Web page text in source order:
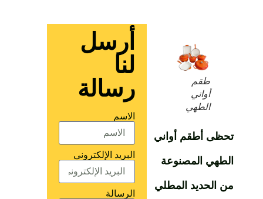
طقم
أواني
الطهي
تحظى أطقم أواني
الطهي المصنوعة
من الحديد المطلي
أرسل
لنا
رسالة
الاسم
البريد الإلكتروني
الرسالة